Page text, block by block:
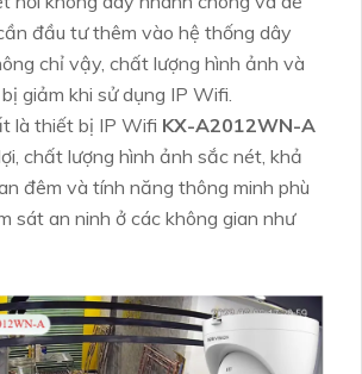
đầu tư thêm vào hệ thống dây
chỉ vậy, chất lượng hình ảnh và
giảm khi sử dụng IP Wifi.
là thiết bị IP Wifi KX-A2012WN-A
chất lượng hình ảnh sắc nét, khả
đêm và tính năng thông minh phù
sát an ninh ở các không gian như